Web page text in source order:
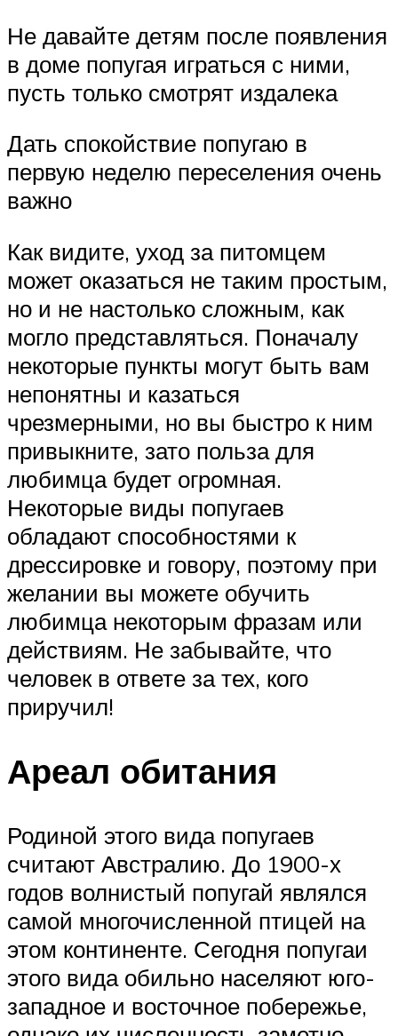
Не давайте детям после появления
в доме попугая играться с ними,
пусть только смотрят издалека
Дать спокойствие попугаю в
первую неделю переселения очень
важно
Как видите, уход за питомцем
может оказаться не таким простым,
но и не настолько сложным, как
могло представляться. Поначалу
некоторые пункты могут быть вам
непонятны и казаться
чрезмерными, но вы быстро к ним
привыкните, зато польза для
любимца будет огромная.
Некоторые виды попугаев
обладают способностями к
дрессировке и говору, поэтому при
желании вы можете обучить
любимца некоторым фразам или
действиям. Не забывайте, что
человек в ответе за тех, кого
приручил!
Ареал обитания
Родиной этого вида попугаев
считают Австралию. До 1900-х
годов волнистый попугай являлся
самой многочисленной птицей на
этом континенте. Сегодня попугаи
этого вида обильно населяют юго-
западное и восточное побережье,